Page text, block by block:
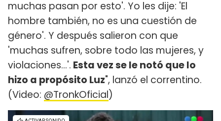
muchas pasan por esto'. Yo les dije: 'El
hombre también, no es una cuestión de
género'. Y después salieron con que
'muchas sufren, sobre todo las mujeres, y
violaciones...'. Esta vez se le notó que lo
hizo a propósito Luz", lanzó el correntino.
(Video: @TronkOficial)